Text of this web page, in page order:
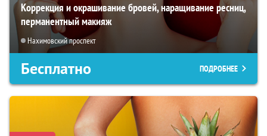
Коррекция и окрашивание бровей, наращивание ресниц,
перманентный макияж
Нахимовский проспект
Бесплатно ПОДРОБНЕЕ